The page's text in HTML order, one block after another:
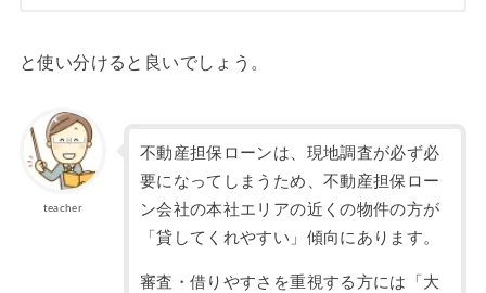
と使い分けると良いでしょう。
teacher
不動産担保ローンは、現地調査が必ず必
要になってしまうため、不動産担保ロー
ン会社の本社エリアの近くの物件の方が
「貸してくれやすい」傾向にあります。
審査・借りやすさを重視する方には「大